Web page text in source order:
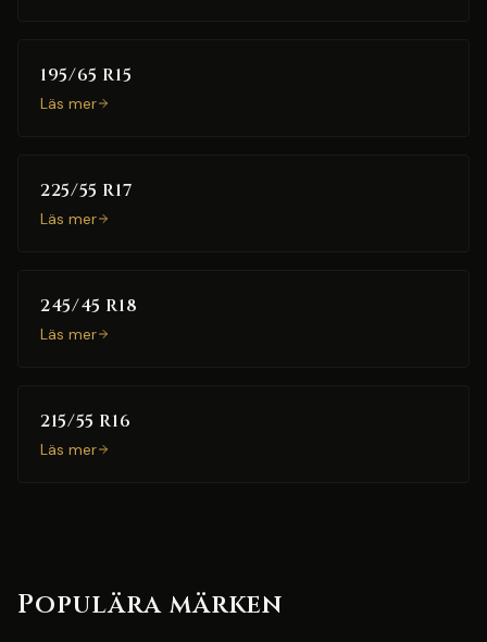
195/65 R15
Läs mer
225/55 R17
Läs mer
245/45 R18
Läs mer
215/55 R16
Läs mer
Populära märken